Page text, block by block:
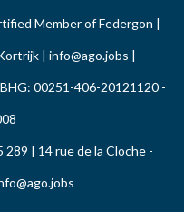
Member of Federgon |
| info@ago.jobs |
00251-406-20121120 -
| 14 rue de la Cloche -